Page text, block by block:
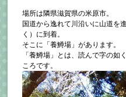
場所は隣県滋賀県の米原市。
国道から逸れて川沿いに山道を
く）に到着。
そこに「養鱒場」があります。
「養鱒場」とは、読んで字の如
ころです。